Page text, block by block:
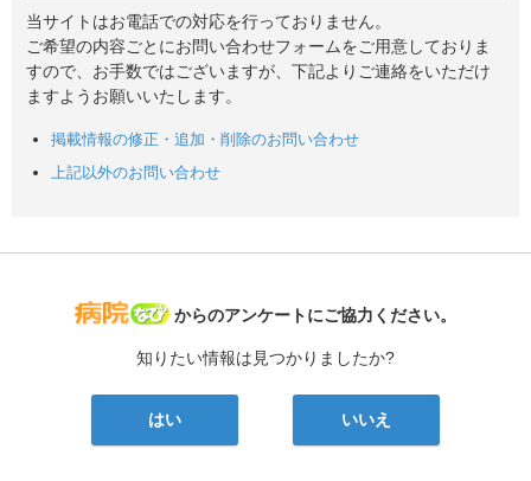
当サイトはお電話での対応を行っておりません。
ご希望の内容ごとにお問い合わせフォームをご用意しておりま
すので、お手数ではございますが、下記よりご連絡をいただけ
ますようお願いいたします。
掲載情報の修正・追加・削除のお問い合わせ
上記以外のお問い合わせ
病院なび
からのアンケートにご協力ください。
知りたい情報は見つかりましたか?
はい いいえ